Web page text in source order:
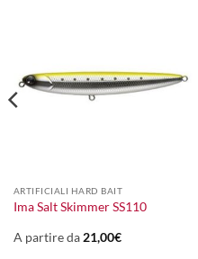
ARTIFICIALI HARD BAIT
Ima Salt Skimmer SS110
A partire da21,00€